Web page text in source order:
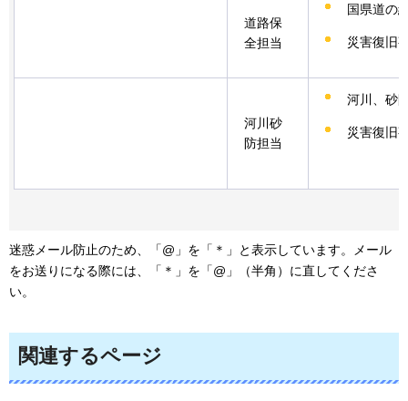
道路保
全担当
国県道の
災害復旧
河川砂
防担当
河川、砂
災害復旧
迷惑メール防止のため、「@」を「＊」と表示しています。メール
をお送りになる際には、「＊」を「@」（半角）に直してくださ
い。
関連するページ